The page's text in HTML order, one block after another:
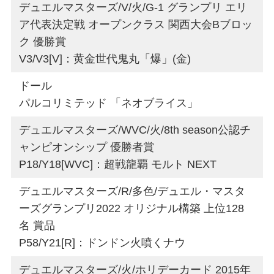
デュエルマスターズ/V/火/G-1 グランプリ エリ
ア代表決定戦 オープンクラス 関西大会Bブロッ
ク 優勝賞
V3/V3[V]：黄金世代鬼丸「爆」(金)
ドール
パルコリミテッド 「ネオブライス」
デュエルマスターズ/WVC/火/8th season公認チ
ャンピオンシップ 優勝者賞
P18/Y18[WVC]：超戦龍覇 モルト NEXT
デュエルマスターズ/R/多色/デュエル・マスタ
ーズグランプリ2022 オリジナル構築 上位128
名 賞品
P58/Y21[R]：ドンドン火噴くナウ
デュエルマスターズ/火/ホリデーカード 2015年